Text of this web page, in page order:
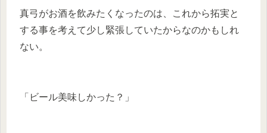
真弓がお酒を飲みたくなったのは、これから拓実と
する事を考えて少し緊張していたからなのかもしれ
ない。
「ビール美味しかった？」